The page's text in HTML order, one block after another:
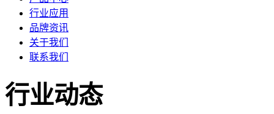
行业应用
品牌资讯
关于我们
联系我们
行业动态